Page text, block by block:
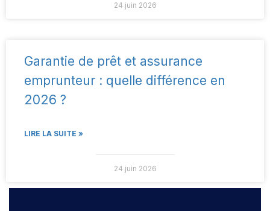
24 juin 2026
Garantie de prêt et assurance
emprunteur : quelle différence en
2026 ?
LIRE LA SUITE »
24 juin 2026